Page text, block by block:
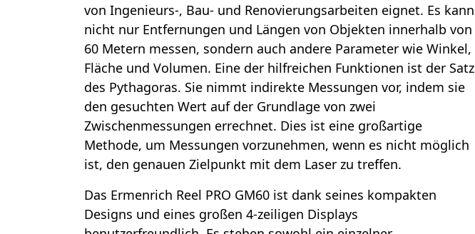
von Ingenieurs-, Bau- und Renovierungsarbeiten eignet. Es kann
nicht nur Entfernungen und Längen von Objekten innerhalb von
60 Metern messen, sondern auch andere Parameter wie Winkel,
Fläche und Volumen. Eine der hilfreichen Funktionen ist der Satz
des Pythagoras. Sie nimmt indirekte Messungen vor, indem sie
den gesuchten Wert auf der Grundlage von zwei
Zwischenmessungen errechnet. Dies ist eine großartige
Methode, um Messungen vorzunehmen, wenn es nicht möglich
ist, den genauen Zielpunkt mit dem Laser zu treffen.
Das Ermenrich Reel PRO GM60 ist dank seines kompakten
Designs und eines großen 4-zeiligen Displays